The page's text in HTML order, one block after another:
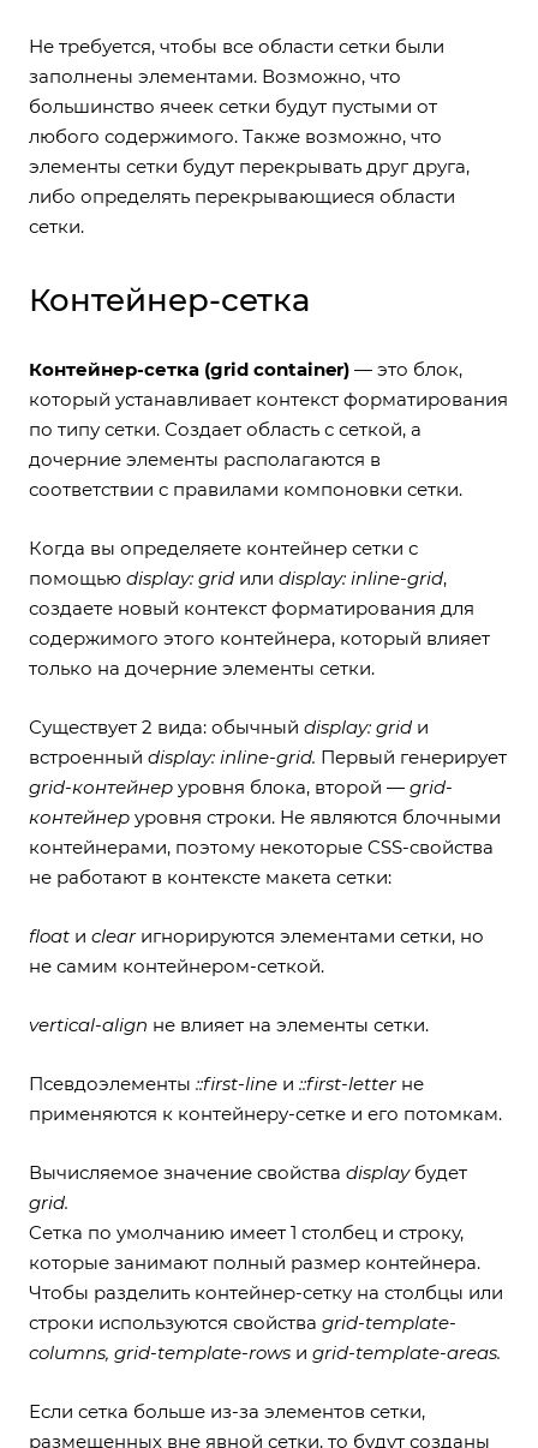
Не требуется, чтобы все области сетки были
заполнены элементами. Возможно, что
большинство ячеек сетки будут пустыми от
любого содержимого. Также возможно, что
элементы сетки будут перекрывать друг друга,
либо определять перекрывающиеся области
сетки.
Контейнер-сетка
Контейнер-сетка (grid container) — это блок,
который устанавливает контекст форматирования
по типу сетки. Создает область с сеткой, а
дочерние элементы располагаются в
соответствии с правилами компоновки сетки.
Когда вы определяете контейнер сетки с
помощью display: grid или display: inline-grid,
создаете новый контекст форматирования для
содержимого этого контейнера, который влияет
только на дочерние элементы сетки.
Существует 2 вида: обычный display: grid и
встроенный display: inline-grid. Первый генерирует
grid-контейнер уровня блока, второй — grid-
контейнер уровня строки. Не являются блочными
контейнерами, поэтому некоторые CSS-свойства
не работают в контексте макета сетки:
float и clear игнорируются элементами сетки, но
не самим контейнером-сеткой.
vertical-align не влияет на элементы сетки.
Псевдоэлементы ::first-line и ::first-letterне
применяются к контейнеру-сетке и его потомкам.
Вычисляемое значение свойства displayбудет
grid.
Cетка по умолчанию имеет 1 столбец и строку,
которые занимают полный размер контейнера.
Чтобы разделить контейнер-сетку на столбцы или
строки используются свойства grid-template-
columns, grid-template-rows и grid-template-areas.
Если сетка больше из-за элементов сетки,
размещенных вне явной сетки, то будут созданы